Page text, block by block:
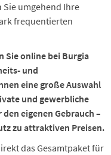
Sie umgehend Ihre
frequentierten
Sie online bei Burgia
und
eine große Auswahl
und gewerbliche
eigenen Gebrauch –
zu attraktiven Preisen.
das Gesamtpaket für